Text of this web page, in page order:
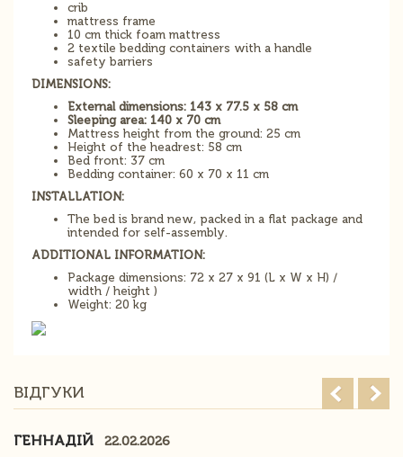
crib
mattress frame
10 cm thick foam mattress
2 textile bedding containers with a handle
safety barriers
DIMENSIONS:
External dimensions: 143 x 77.5 x 58 cm
Sleeping area: 140 x 70 cm
Mattress height from the ground: 25 cm
Height of the headrest: 58 cm
Bed front: 37 cm
Bedding container: 60 x 70 x 11 cm
INSTALLATION:
The bed is brand new, packed in a flat package and
intended for self-assembly.
ADDITIONAL INFORMATION:
Package dimensions: 72 x 27 x 91 (L x W x H) /
width / height )
Weight: 20 kg
ВІДГУКИ
ГЕННАДІЙ
22.02.2026